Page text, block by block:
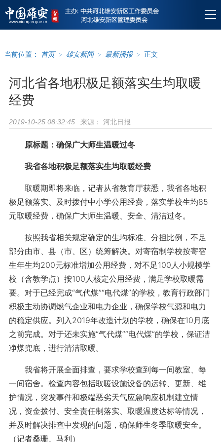
当前位置： 首页 > 雄安新闻 > 最新播报 > 正文
河北省各地积极足额落实生均取暖
经费
2019-10-25 08:32:45 来源： 河北日报
原标题：确保广大师生温暖过冬
我省各地积极足额落实生均取暖经费
取暖期即将来临，记者从省教育厅获悉，我省各地积
极足额落实、及时拨付中小学公用经费，落实学校生均85
元取暖经费，确保广大师生温暖、安全、清洁过冬。
按照我省相关规定确定的生均标准、分担比例，不足
部分由市、县（市、区）统筹解决。对寄宿制学校按寄宿
生年生均200元标准增加公用经费，对不足100人小规模学
校（含教学点）按100人核定公用经费，满足学校取暖需
要。对于已经完成“气代煤”“电代煤”的学校，教育行政部门
积极主动协调燃气企业和电力企业，确保学校气源和电力
的稳定供应。列入2019年改造计划的学校，确保在10月底
之前完成。对于还未实施“气代煤”“电代煤”的学校，保证洁
净煤兜底，进行清洁取暖。
我省将开展全面排查，要求学校查到每一间教室、每
一间宿舍。检查内容包括取暖设施设备的运转、更新、维
护情况，突发事件和极端恶劣天气应急响应机制建立情
况，资金拨付、安全责任制落实、取暖温度达标等情况，
并及时解决排查中发现的问题，确保师生冬季取暖安全。
（记者桑珊、马利）